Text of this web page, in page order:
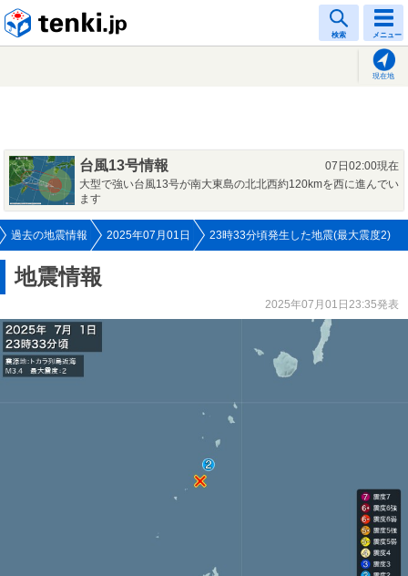
検索 メニュー
現在地
台風13号情報
07日02:00現在
大型で強い台風13号が南大東島の北北西約120kmを西に進んでい
ます
過去の地震情報 2025年07月01日 23時33分頃発生した地震(最大震度2)
地震情報
2025年07月01日23:35発表